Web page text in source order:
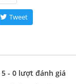
Tweet
- 0 lượt đánh giá